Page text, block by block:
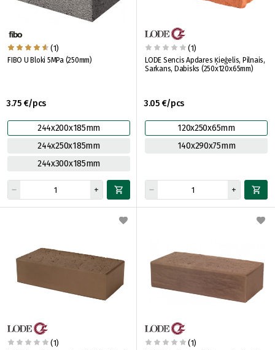
(1)
FIBO U Bloki 5MPa (250mm)
3.75 €/pcs
244x200x185mm
244x250x185mm
244x300x185mm
(1)
LODE Sencis Apdares Ķieģelis, Pilnais,
Sarkans, Dabisks (250x120x65mm)
3.05 €/pcs
120x250x65mm
140x290x75mm
(1) (1)